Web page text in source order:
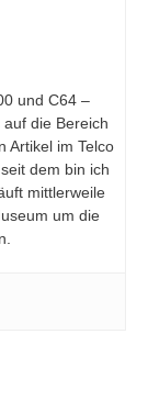
und C64 –
die Bereich
Artikel im Telco
dem bin ich
mittlerweile
um die